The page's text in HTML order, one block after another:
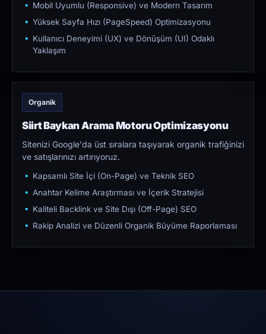
Mobil Uyumlu (Responsive) ve Modern Tasarım
Yüksek Sayfa Hızı (PageSpeed) Optimizasyonu
Kullanıcı Deneyimi (UX) ve Dönüşüm (UI) Odaklı
Yaklaşım
Organik
Siirt Baykan Arama Motoru Optimizasyonu
Sitenizi Google'da üst sıralara taşıyarak organik trafiğinizi
ve satışlarınızı artırıyoruz.
Kapsamlı Site İçi (On-Page) ve Teknik SEO
Anahtar Kelime Araştırması ve İçerik Stratejisi
Kaliteli Backlink ve Site Dışı (Off-Page) SEO
Rakip Analizi ve Düzenli Organik Büyüme Raporlaması